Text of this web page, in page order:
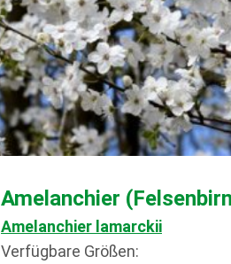
Amelanchier
Amelanchier lamarckii
Verfügbare Größen: